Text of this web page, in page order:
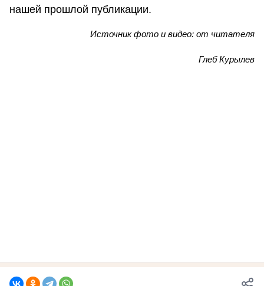
нашей прошлой публикации.
Источник фото и видео: от читателя
Глеб Курылев